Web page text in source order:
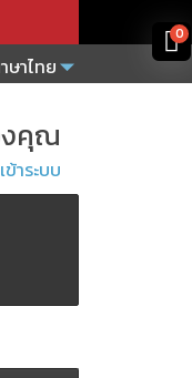
ษาไทย
คุณ
เข้าระบบ
0